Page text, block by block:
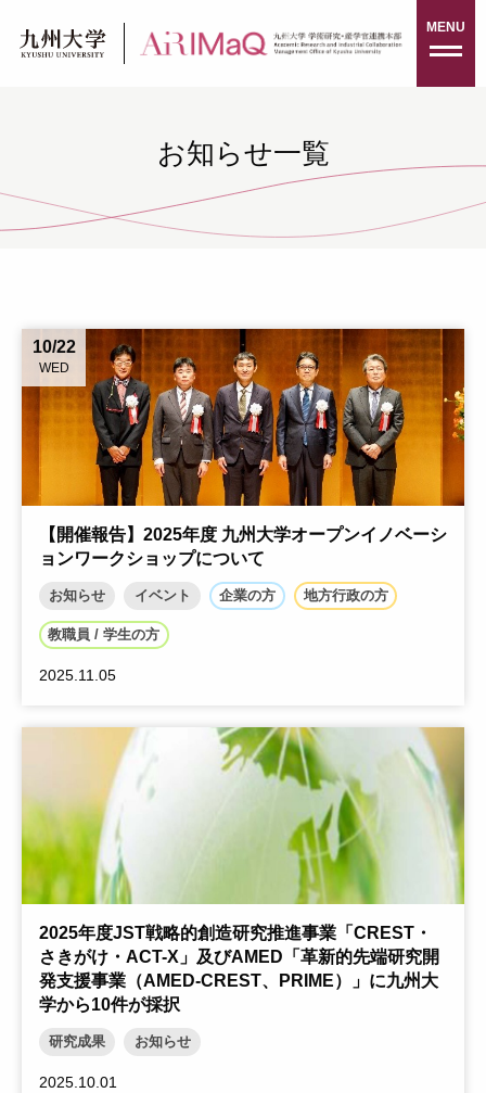
content
MENU
お知らせ一覧
10/22
WED
【開催報告】2025年度 九州大学オープンイノベーシ
ョンワークショップについて
お知らせ イベント 企業の方 地方行政の方
教職員 / 学生の方
2025.11.05
2025年度JST戦略的創造研究推進事業「CREST・
さきがけ・ACT-X」及びAMED「革新的先端研究開
発支援事業（AMED-CREST、PRIME）」に九州大
学から10件が採択
研究成果 お知らせ
2025.10.01